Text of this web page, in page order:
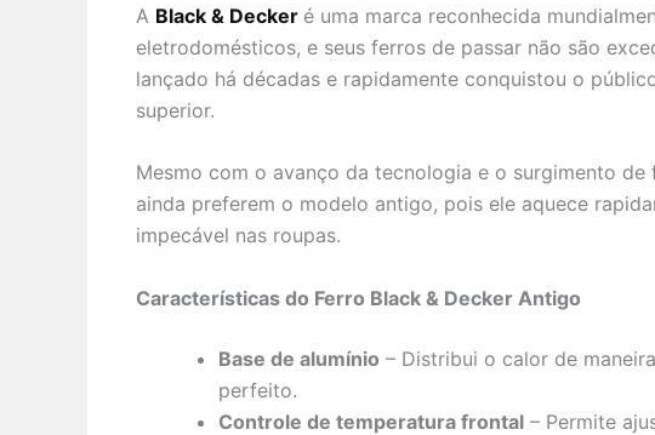
A Black & Decker é uma marca reconhecida
eletrodomésticos, e seus ferros de passar não são
lançado há décadas e rapidamente conquistou o
superior.
Mesmo com o avanço da tecnologia e o surgimento
ainda preferem o modelo antigo, pois ele aquece
impecável nas roupas.
Características do Ferro Black & Decker Antigo
Base de alumínio – Distribui o calor de
perfeito.
Controle de temperatura frontal – Permite